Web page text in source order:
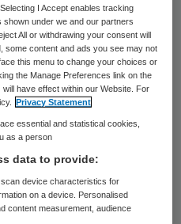
nam hij
Skipr dinsdag 7
hij zich onder
bonussen op
toegeëigend.
alle gegevens
de site verwijderd
situatie.
I Accept enables tracking
under we and our partners
All or withdrawing your consent will
some content and ads you see may not
this menu to change your choices or
the Manage Preferences link on the
have effect within our Website. For
Privacy Statement
essential and statistical cookies,
as a person
data to provide:
device characteristics for
on a device. Personalised
content measurement, audience